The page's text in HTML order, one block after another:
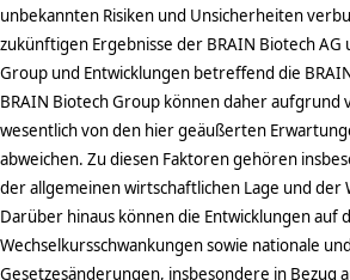
unbekannten Risiken und Unsicherheiten
zukünftigen Ergebnisse der BRAIN Biotech AG
Group und Entwicklungen betreffend die
BRAIN Biotech Group können daher aufgrund
wesentlich von den hier geäußerten
abweichen. Zu diesen Faktoren gehören
der allgemeinen wirtschaftlichen Lage und der
Darüber hinaus können die Entwicklungen auf
Wechselkursschwankungen sowie nationale
Gesetzesänderungen, insbesondere in Bezug